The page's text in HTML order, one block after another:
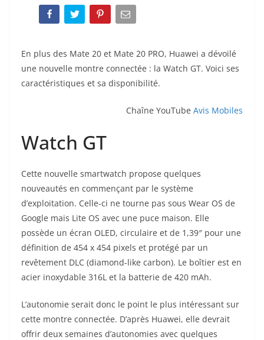
En plus des Mate 20 et Mate 20 PRO, Huawei a dévoilé
une nouvelle montre connectée : la Watch GT. Voici ses
caractéristiques et sa disponibilité.
Chaîne YouTube Avis Mobiles
Watch GT
Cette nouvelle smartwatch propose quelques
nouveautés en commençant par le système
d’exploitation. Celle-ci ne tourne pas sous Wear OS de
Google mais Lite OS avec une puce maison. Elle
possède un écran OLED, circulaire et de 1,39″ pour une
définition de 454 x 454 pixels et protégé par un
revêtement DLC (diamond-like carbon). Le boîtier est en
acier inoxydable 316L et la batterie de 420 mAh.
L’autonomie serait donc le point le plus intéressant sur
cette montre connectée. D’après Huawei, elle devrait
offrir deux semaines d’autonomies avec quelques